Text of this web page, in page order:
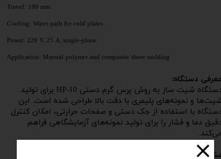
Travel: 100 mm
Cooling: Water path for cold plates
Power: 220 V, 25 A, single-phase
Application: Manual polymer and composite sheet molding
دستگاه:
دستگاه شیت ساز به روش پرس گرم دستی HP-10 برای تولید
و نمونه‌های پلیمری با دقت بالا طراحی شده است. این
با استفاده از جک دستی و صفحات حرارتی، امکان کنترل
دما و فشار را برای تولید نمونه‌های آزمایشگاهی فراهم
فنی: